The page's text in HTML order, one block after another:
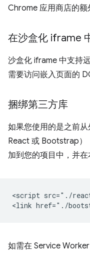
Chrome 应用商店的额
在沙盒化 iframe
沙盒化 iframe 中支持
需要访问嵌入页面的
捆绑第三方库
如果您使用的是之前
React 或 Bootstrap）
加到您的项目中，并在
<script src="./
如需在 Service